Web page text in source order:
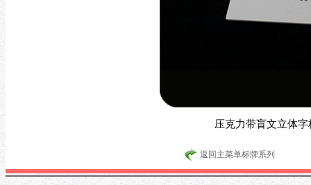
压克力带盲文立体
返回主菜单标牌系列